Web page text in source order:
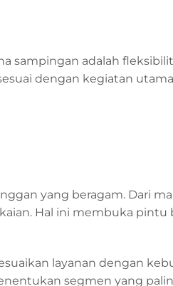
sampingan adalah
dengan kegiatan
yang beragam. Dari
Hal ini membuka
layanan dengan
segmen yang